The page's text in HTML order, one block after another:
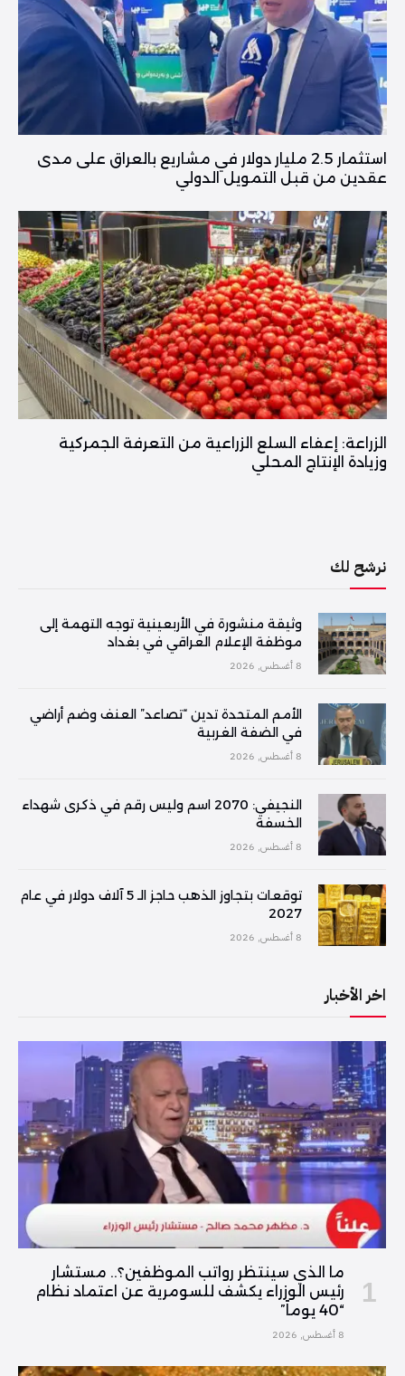
استثمار 2.5 مليار دولار في مشاريع بالعراق على مدى
عقدين من قبل التمويل الدولي
الزراعة: إعفاء السلع الزراعية من التعرفة الجمركية
وزيادة الإنتاج المحلي
نرشح لك
وثيقة منشورة في الأربعينية توجه التهمة إلى
موظفة الإعلام العراقي في بغداد
8 أغسطس, 2026
الأمم المتحدة تدين “تصاعد” العنف وضم أراضي
في الضفة الغربية
8 أغسطس, 2026
النجيفي: 2070 اسم وليس رقم في ذكرى شهداء
الخسفة
8 أغسطس, 2026
توقعات بتجاوز الذهب حاجز الـ 5 آلاف دولار في عام
2027
8 أغسطس, 2026
اخر الأخبار
ما الذي سينتظر رواتب الموظفين؟.. مستشار
رئيس الوزراء يكشف للسومرية عن اعتماد نظام
“40 يوماً”
8 أغسطس, 2026